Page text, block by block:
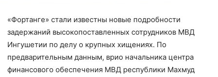
«Фортанге» стали известны новые подробности
задержаний высокопоставленных сотрудников МВД
Ингушетии по делу о крупных хищениях. По
предварительным данным, врио начальника центра
финансового обеспечения МВД республики Махмуд